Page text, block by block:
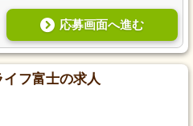
応募画面へ進む
フ富士の求人